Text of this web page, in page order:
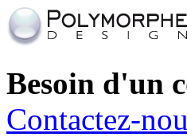
Besoin d'un
Contactez-